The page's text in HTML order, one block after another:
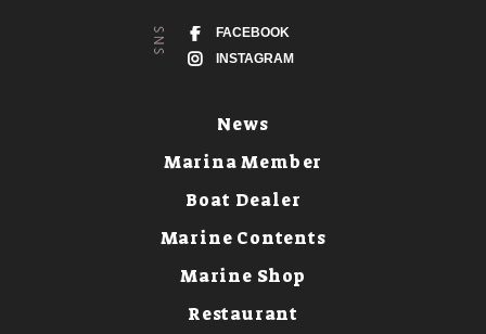
FACEBOOK
INSTAGRAM
News
Marina Member
Boat Dealer
Marine Contents
Marine Shop
Restaurant